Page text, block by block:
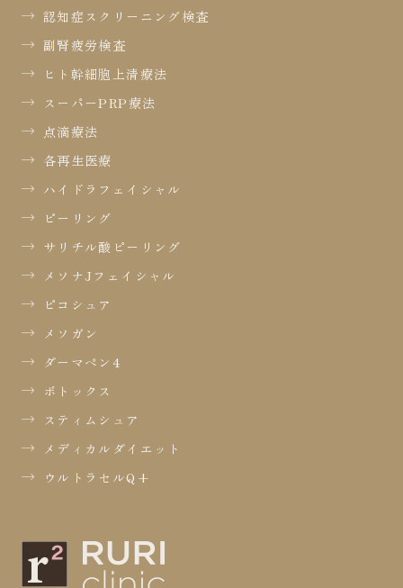
認知症スクリーニング検査
副腎疲労検査
ヒト幹細胞上清療法
スーパーPRP療法
点滴療法
各再生医療
ハイドラフェイシャル
ピーリング
サリチル酸ピーリング
メソナJフェイシャル
ピコシュア
メソガン
ダーマペン4
ボトックス
スティムシュア
メディカルダイエット
ウルトラセルQ+